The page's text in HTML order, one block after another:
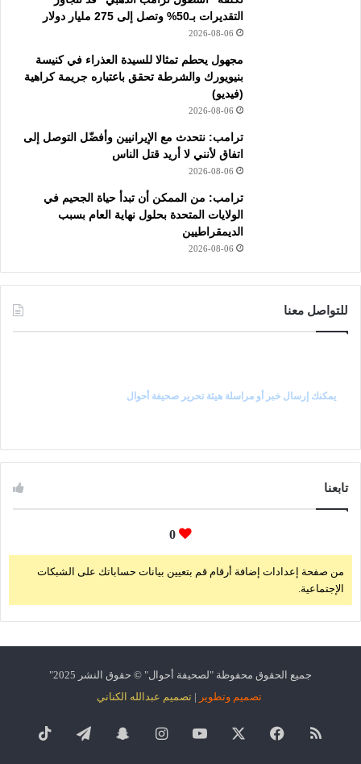
التقديرات بـ50% وتصل إلى 275 مليار دولار
2026-08-06
مجهول يحطم تمثالا للسيدة العذراء في كنيسة
بنيويورك والشرطة تحقق باعتباره جريمة كراهية
(فيديو)
2026-08-06
ترامب: نتحدث مع الإيرانيين وأفضّل التوصل إلى
اتفاق لأنني لا أريد قتل الناس
2026-08-06
ترامب: من الممكن أن تبدأ حياة الجحيم في
الولايات المتحدة بحلول نهاية العام بسبب
الديمقراطيين
2026-08-06
للتواصل معنا
يمكنك إرسال خبر أو مراسلة هيئة تحرير صحيفة أحوال
تابعنا
0
من صفحة إعدادات إضافة أرقام قم بتعيين بيانات حساباتك على الشبكات
الإجتماعية.
جميع الحقوق محفوظة "لصحيفة أحوال" © حقوق النشر 2025"
تصميم وتطوير | تصميم عبدالله الكناني
ملخص فيسبوك ‫YouTubeانستقرامسناب تيلقرام